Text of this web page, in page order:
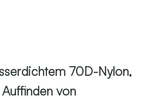
70D-Nylon,
von